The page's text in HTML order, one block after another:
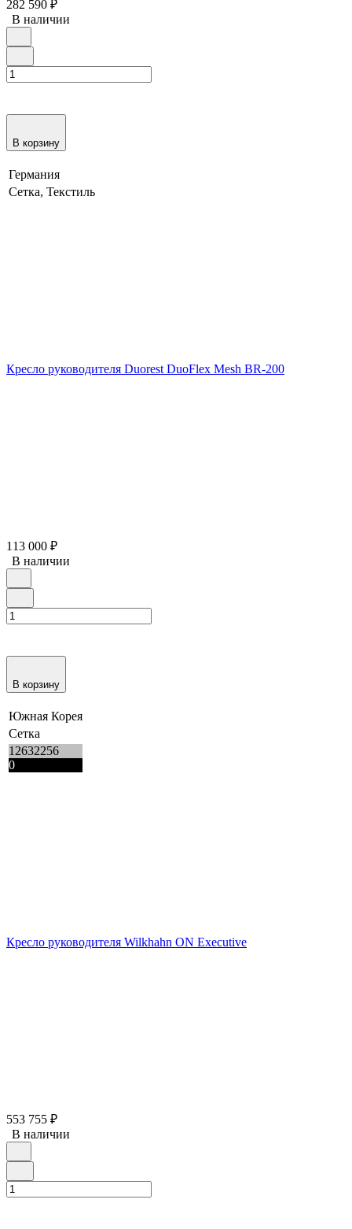
282 590 ₽
В наличии
В корзину
Германия
Сетка, Текстиль
Кресло руководителя Duorest DuoFlex Mesh BR-200
113 000 ₽
В наличии
В корзину
Южная Корея
Сетка
12632256
0
Кресло руководителя Wilkhahn ON Executive
553 755 ₽
В наличии